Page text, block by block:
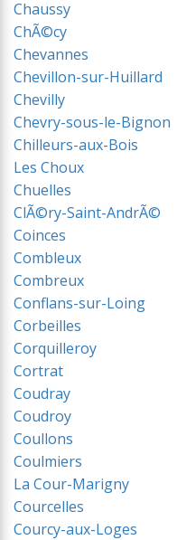
Chaussy
ChÃ©cy
Chevannes
Chevillon-sur-Huillard
Chevilly
Chevry-sous-le-Bignon
Chilleurs-aux-Bois
Les Choux
Chuelles
ClÃ©ry-Saint-AndrÃ©
Coinces
Combleux
Combreux
Conflans-sur-Loing
Corbeilles
Corquilleroy
Cortrat
Coudray
Coudroy
Coullons
Coulmiers
La Cour-Marigny
Courcelles
Courcy-aux-Loges